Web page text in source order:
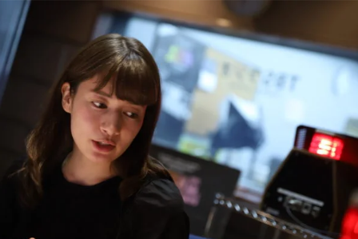
お知らせ
イベント・グッズ
YouTube
会社情報